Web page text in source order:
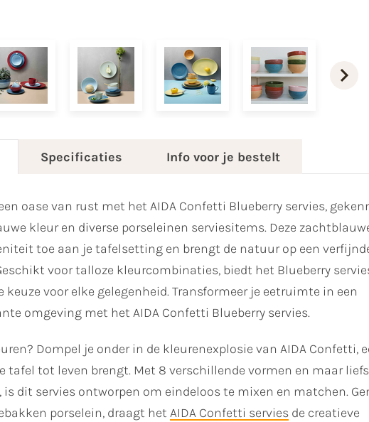
Specificaties Info voor je bestelt
oase van rust met het AIDA Confetti Blueberry servies,
kleur en diverse porseleinen serviesitems. Deze
toe aan je tafelsetting en brengt de natuur op een
voor talloze kleurcombinaties, biedt het Blueberry
voor elke gelegenheid. Transformeer je eetruimte in een
omgeving met het AIDA Confetti Blueberry servies.
Dompel je onder in de kleurenexplosie van AIDA Confetti,
tafel tot leven brengt. Met 8 verschillende vormen en maar
is dit servies ontworpen om eindeloos te mixen en matchen.
porselein, draagt het AIDA Confetti servies de creatieve